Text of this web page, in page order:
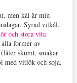
men kål är min
Syrad vitkål,
och stora vita
alla former av
skumt, smakar
med vitlök och soja.